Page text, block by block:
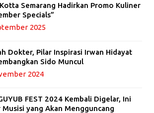
Semarang Hadirkan Promo Kuliner
Specials”
2025
Dokter, Pilar Inspirasi Irwan Hidayat
Sido Muncul
2024
FEST 2024 Kembali Digelar, Ini
Musisi yang Akan Mengguncang